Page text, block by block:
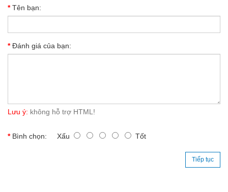
Tên bạn:
Đánh giá của bạn:
Lưu ý: không hỗ trợ HTML!
Bình chọn: Xấu Tốt
Tiếp tục